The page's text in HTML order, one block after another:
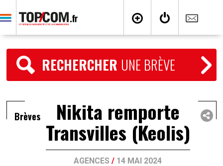
RECHERCHER UNE BRÈVE
Brèves Nikita remporte
Transvilles (Keolis)
AGENCES / 14 MAI 2024